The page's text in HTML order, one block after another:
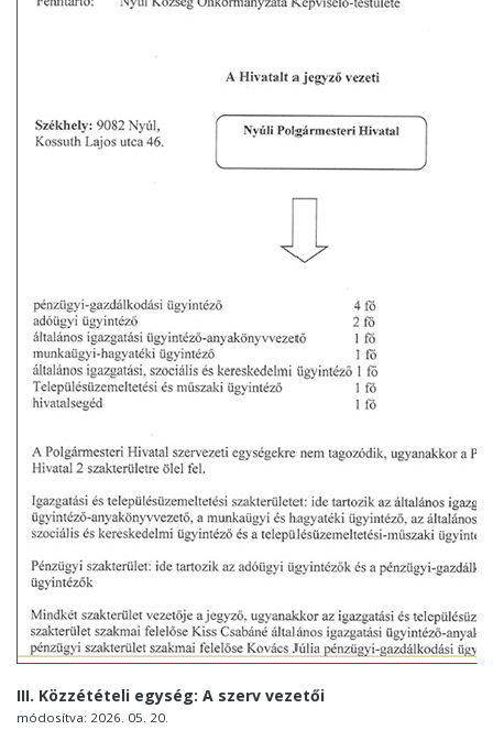
III. Közzétételi egység: A szerv vezetői
módosítva: 2026. 05. 20.